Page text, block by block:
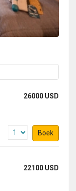
26000 USD
Boek
22100 USD